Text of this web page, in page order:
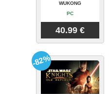
WUKONG
PC
40.99 €
-82%